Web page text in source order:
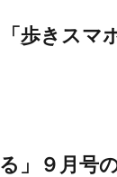
歩きスマ
」９月号